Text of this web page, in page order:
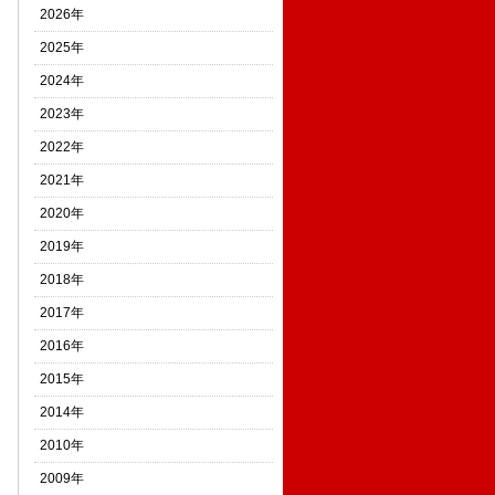
2026年
2025年
2024年
2023年
2022年
2021年
2020年
2019年
2018年
2017年
2016年
2015年
2014年
2010年
2009年